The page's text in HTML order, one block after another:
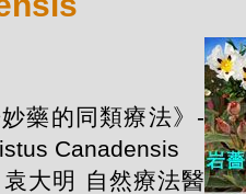
藥的同類療法》-
Canadensis
大明 自然療法醫